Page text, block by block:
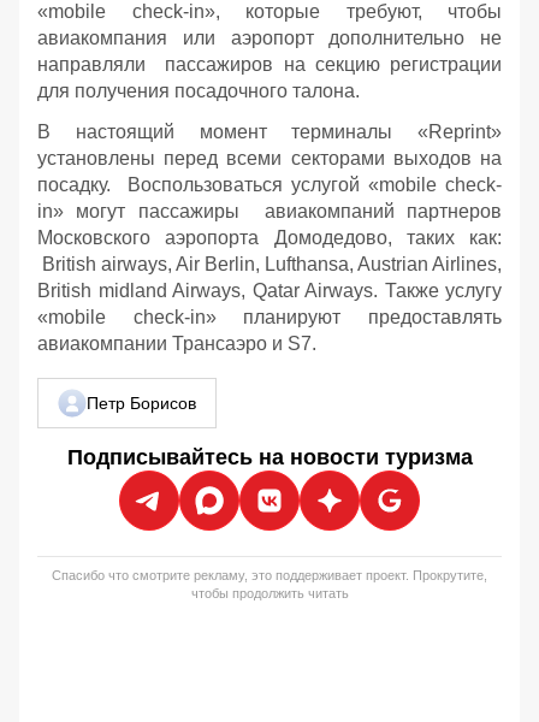
«mobile check-in», которые требуют, чтобы
авиакомпания или аэропорт дополнительно не
направляли пассажиров на секцию регистрации
для получения посадочного талона.
В настоящий момент терминалы «Reprint»
установлены перед всеми секторами выходов на
посадку. Воспользоваться услугой «mobile check-
in» могут пассажиры авиакомпаний партнеров
Московского аэропорта Домодедово, таких как:
British airways, Air Berlin, Lufthansa, Austrian Airlines,
British midland Airways, Qatar Airways. Также услугу
«mobile check-in» планируют предоставлять
авиакомпании Трансаэро и S7.
Петр Борисов
Подписывайтесь на новости туризма
Спасибо что смотрите рекламу, это поддерживает проект. Прокрутите,
чтобы продолжить читать